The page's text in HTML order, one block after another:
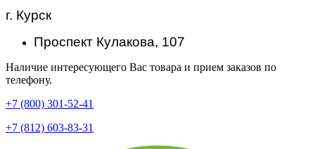
г. Курск
Проспект Кулакова, 107
Наличие интересующего Вас товара и прием заказов по
телефону.
+7 (800) 301-52-41
+7 (812) 603-83-31